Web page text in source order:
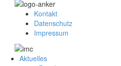
Kontakt
Datenschutz
Impressum
Aktuelles